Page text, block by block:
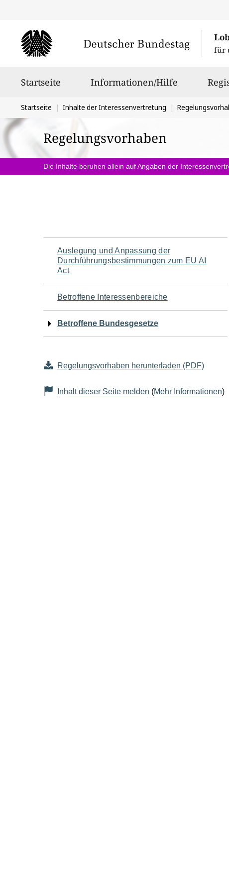
für
Startseite Informationen/Hilfe
Sie
befinden
sich
hier:
Startseite Inhalte der Interessenvertretung
Regelungsvorhaben
Die Inhalte beruhen allein auf Angaben der
Navigation
für
den
Seiteninhalt
Auslegung und Anpassung der
Durchführungsbestimmungen zum EU AI
Act
Betroffene Interessenbereiche
Betroffene Bundesgesetze
Regelungsvorhaben herunterladen (PDF)
Inhalt dieser Seite melden (Mehr Informationen)